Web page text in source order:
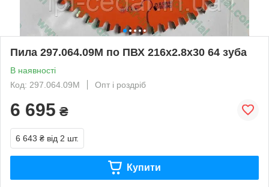
Пила 297.064.09M по ПВХ 216x2.8x30 64 зуба
В наявності
Код: 297.064.09M
Опт і роздріб
6 695 ₴
6 643 ₴ від 2 шт.
Купити